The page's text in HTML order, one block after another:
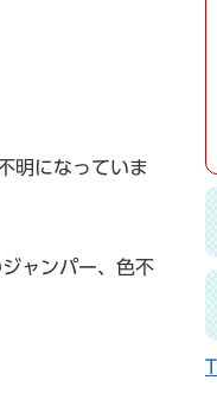
明になっていま
ャンパー、色不